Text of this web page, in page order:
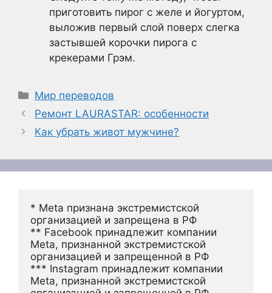
приготовить пирог с желе и йогуртом,
выложив первый слой поверх слегка
застывшей корочки пирога с
крекерами Грэм.
Рубрики
Мир переводов
Ремонт LAURASTAR: особенности
Как убрать живот мужчине?
* Meta признана экстремистской
организацией и запрещена в РФ
** Facebook принадлежит компании
Meta, признанной экстремистской
организацией и запрещенной в РФ
*** Instagram принадлежит компании
Meta, признанной экстремистской